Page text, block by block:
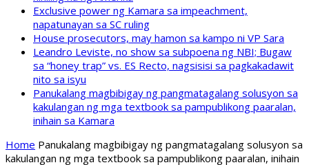
Exclusive power ng Kamara sa impeachment,
napatunayan sa SC ruling
House prosecutors, may hamon sa kampo ni VP Sara
Leandro Leviste, no show sa subpoena ng NBI; Bugaw
sa “honey trap” vs. ES Recto, nagsisisi sa pagkakadawit
nito sa isyu
Panukalang magbibigay ng pangmatagalang solusyon sa
kakulangan ng mga textbook sa pampublikong paaralan,
inihain sa Kamara
Home Panukalang magbibigay ng pangmatagalang solusyon sa
kakulangan ng mga textbook sa pampublikong paaralan, inihain